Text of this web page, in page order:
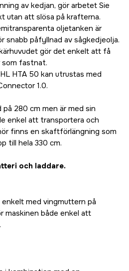
av kedjan, gör arbetet Sie
utan att slösa på krafterna.
oljetanken är
snabb påfyllnad av sågkedjeolja.
gör det enkelt att få
som fastnat.
HTA 50 kan utrustas med
1.0.
280 cm men är med sin
enkel att transportera och
finns en skaftförlängning som
till hela 330 cm.
och laddare.
med vingmuttern på
maskinen både enkel att